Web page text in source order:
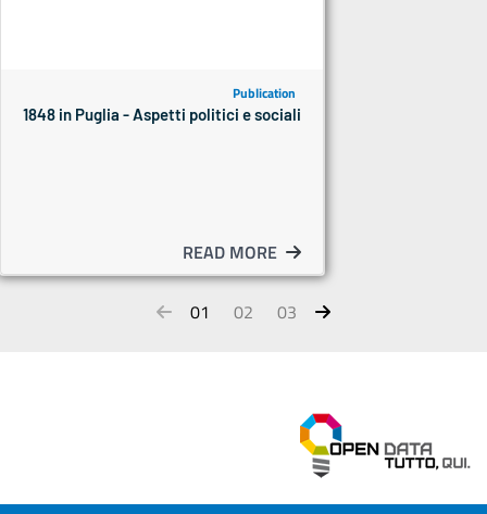
Publication
1848 in Puglia - Aspetti politici e sociali
READ MORE
01 02 03